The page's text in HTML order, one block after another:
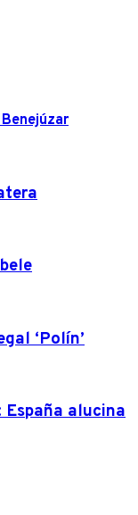
‘Polín’
España alucina